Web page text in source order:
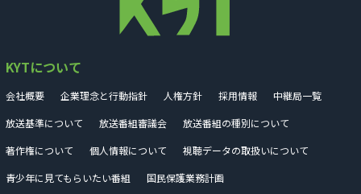
KYTについて
会社概要 企業理念と行動指針 人権方針 採用情報
中継局一覧
放送基準について
放送番組審議会
放送番組の種別について
著作権について
個人情報について
視聴データの取扱いについて
青少年に見てもらいたい番組
国民保護業務計画